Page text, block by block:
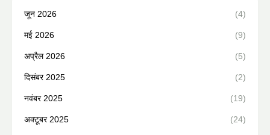
जून 2026 (4)
मई 2026 (9)
अप्रैल 2026 (5)
दिसंबर 2025 (2)
नवंबर 2025 (19)
अक्टूबर 2025 (24)